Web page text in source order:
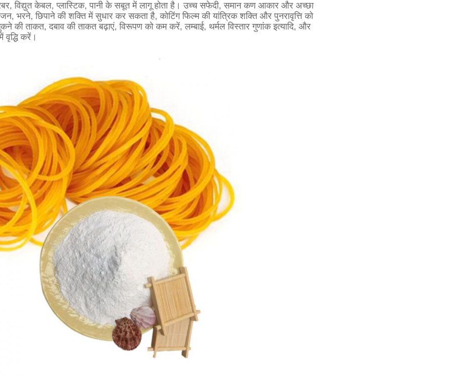
विद्युत केबल, प्लास्टिक, पानी के सबूत में लागू होता है। उच्च सफेदी, समान कण आकार और अच्छा
भरने, छिपाने की शक्ति में सुधार कर सकता है, कोटिंग फिल्म की यांत्रिक शक्ति और पुनरावृत्ति को
की ताकत, दबाव की ताकत बढ़ाएं, विरूपण को कम करें, लम्बाई, थर्मल विस्तार गुणांक इत्यादि, और
वृद्धि करें।